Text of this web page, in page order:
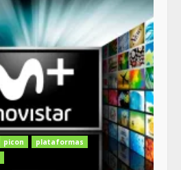
picon
plataformas